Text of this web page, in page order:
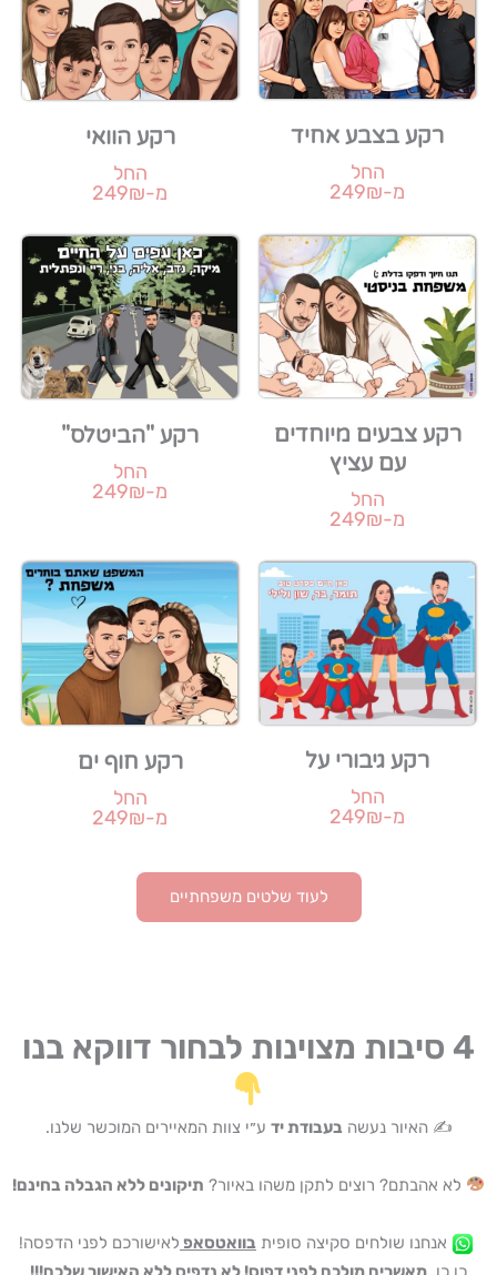
רקע בצבע אחיד
החל
מ-249₪
רקע הוואי
החל
מ-249₪
רקע צבעים מיוחדים
עם עציץ
החל
מ-249₪
רקע "הביטלס"
החל
מ-249₪
רקע גיבורי על
החל
מ-249₪
רקע חוף ים
החל
מ-249₪
לעוד שלטים משפחתיים
4 סיבות מצוינות לבחור דווקא בנו
✍️ האיור נעשה בעבודת יד ע״י צוות המאיירים המוכשר שלנו.
לא אהבתם? רוצים לתקן משהו באיור? תיקונים ללא הגבלה בחינם!
אנחנו שולחים סקיצה סופית בוואטסאפ לאישורכם לפני הדפסה!